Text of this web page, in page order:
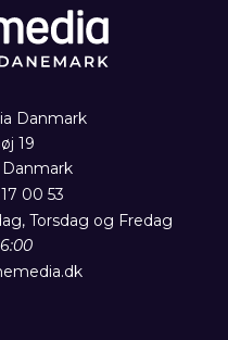
Danmark
19
00 53
Torsdag og Fredag